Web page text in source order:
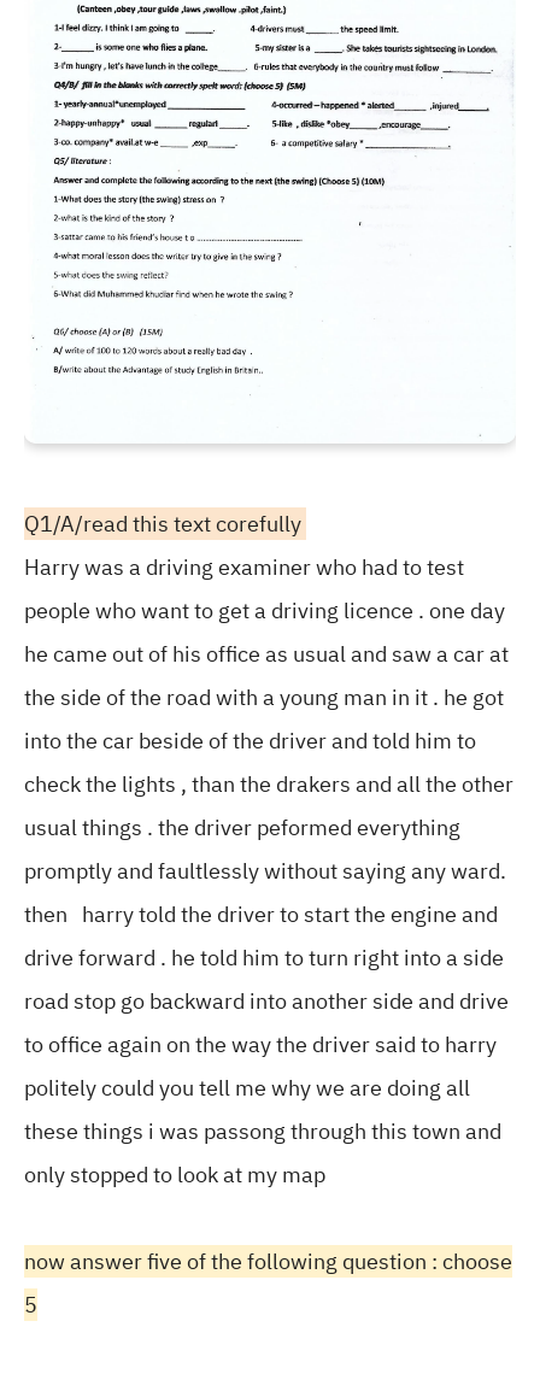
Q1/A/read this text corefully
Harry was a driving examiner who had to test
people who want to get a driving licence . one day
he came out of his office as usual and saw a car at
the side of the road with a young man in it . he got
into the car beside of the driver and told him to
check the lights , than the drakers and all the other
usual things . the driver peformed everything
promptly and faultlessly without saying any ward.
then harry told the driver to start the engine and
drive forward . he told him to turn right into a side
road stop go backward into another side and drive
to office again on the way the driver said to harry
politely could you tell me why we are doing all
these things i was passong through this town and
only stopped to look at my map
now answer five of the following question : choose
5